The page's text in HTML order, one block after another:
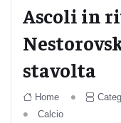
Ascoli in
stavolta
Home
Calcio